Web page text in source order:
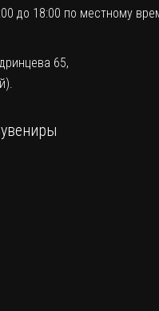
до 18:00 по местному
65,